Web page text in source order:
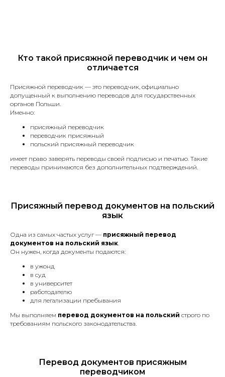
Кто такой присяжной переводчик и чем он
отличается
Присяжной переводчик — это переводчик, официально
допущенный к выполнению переводов для государственных
органов Польши.
Именно:
присяжный переводчик
переводчик присяжный
польский присяжный переводчик
имеет право заверять переводы своей подписью и печатью. Такие
переводы принимаются без дополнительных подтверждений.
Присяжный перевод документов на польский
язык
Одна из самых частых услуг — присяжный перевод
документов на польский язык.
Он нужен, когда документы подаются:
в ужонд
в суд
в университет
работодателю
для легализации пребывания
Мы выполняем перевод документов на польский строго по
требованиям польского законодательства.
Перевод документов присяжным
переводчиком
Translate service — это
Онлайн
24/7
Оценка стоимости за 20 минут.
Работаем 7 дней в неделю.
Делаем срочные переводы.
Срочные переводы